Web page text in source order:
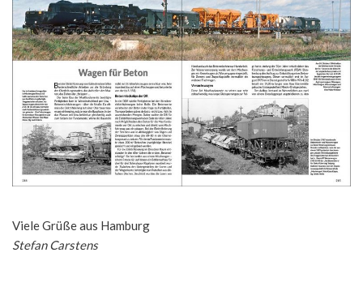
Viele Grüße aus Hamburg
Stefan Carstens